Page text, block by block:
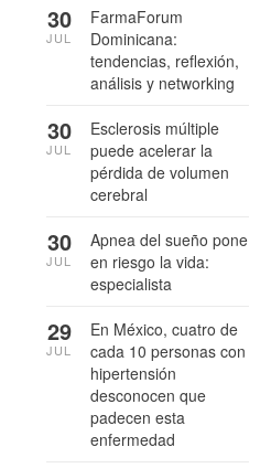
FarmaForum
Dominicana:
tendencias, reflexión,
análisis y networking
30
JUL
Esclerosis múltiple
puede acelerar la
pérdida de volumen
cerebral
30
JUL
Apnea del sueño pone
en riesgo la vida:
especialista
30
JUL
En México, cuatro de
cada 10 personas con
hipertensión
desconocen que
padecen esta
enfermedad
29
JUL